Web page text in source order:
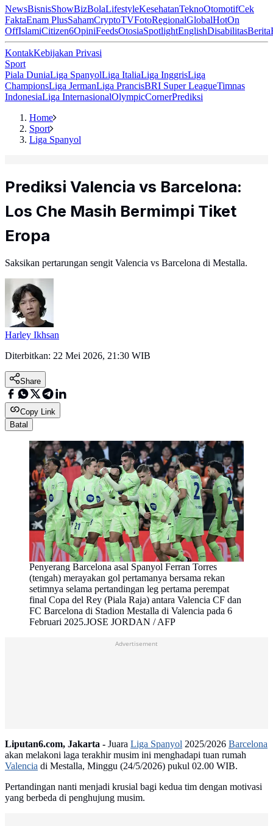
NewsBisnisShowBizBolaLifestyleKesehatanTeknoOtomotifCek
FaktaEnam PlusSahamCryptoTVFotoRegionalGlobalHotOn
OffIslamiCitizen6OpiniFeedsOtosiaSpotlightEnglishDisabilitasBerita
KontakKebijakan Privasi
Sport
Piala DuniaLiga SpanyolLiga ItaliaLiga InggrisLiga
ChampionsLiga JermanLiga PrancisBRI Super LeagueTimnas
IndonesiaLiga InternasionalOlympicCornerPrediksi
Home
Sport
Liga Spanyol
Prediksi Valencia vs Barcelona:
Los Che Masih Bermimpi Tiket
Eropa
Saksikan pertarungan sengit Valencia vs Barcelona di Mestalla.
Harley Ikhsan
Diterbitkan: 22 Mei 2026, 21:30 WIB
Share
Copy Link
Batal
Penyerang Barcelona asal Spanyol Ferran Torres
(tengah) merayakan gol pertamanya bersama rekan
setimnya selama pertandingan leg pertama perempat
final Copa del Rey (Piala Raja) antara Valencia CF dan
FC Barcelona di Stadion Mestalla di Valencia pada 6
Februari 2025.JOSE JORDAN / AFP
Liputan6.com, Jakarta - Juara Liga Spanyol 2025/2026 Barcelona
akan melakoni laga terakhir musim ini menghadapi tuan rumah
Valencia di Mestalla, Minggu (24/5/2026) pukul 02.00 WIB.
Pertandingan nanti menjadi krusial bagi kedua tim dengan motivasi
yang berbeda di penghujung musim.